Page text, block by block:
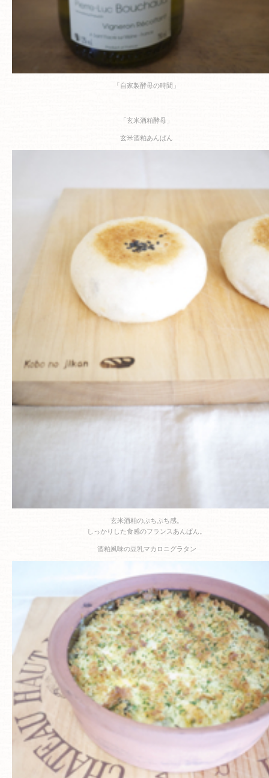
「自家製酵母の時間」
「玄米酒粕酵母」
玄米酒粕あんぱん
玄米酒粕のぷちぷち感。
しっかりした食感のフランスあんぱん。
酒粕風味の豆乳マカロニグラタン